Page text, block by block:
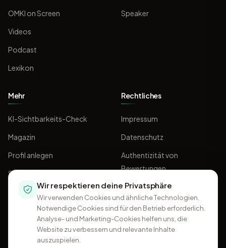
OMKI on Screen
Videos
Podcast
Lexikon
Speaker
Mehr
KI-Sichtbarkeits-Check
Magazin
Profil anlegen
Sponsoring
Rechtliches
Impressum
Datenschutz
Authentizität von
Bewertungen
AGB
Wir respektieren deine Privatsphäre
Wir verwenden Cookies und ähnliche Technologien.
Notwendige Cookies sind für den Betrieb erforderlich.
Analyse- und Marketing-Cookies helfen uns, die
Website zu verbessern und relevante Inhalte
auszuspielen.